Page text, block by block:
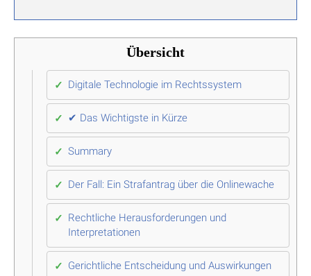
Übersicht
Digitale Technologie im Rechtssystem
✔ Das Wichtigste in Kürze
Summary
Der Fall: Ein Strafantrag über die Onlinewache
Rechtliche Herausforderungen und
Interpretationen
Gerichtliche Entscheidung und Auswirkungen